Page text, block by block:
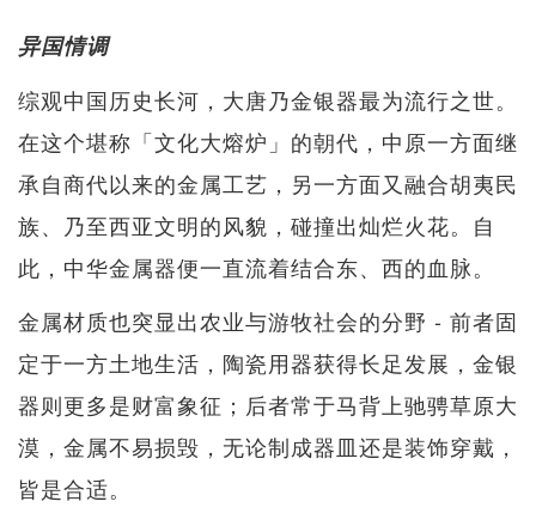
异国情调
综观中国历史长河，大唐乃金银器最为流行之世。
在这个堪称「文化大熔炉」的朝代，中原一方面继
承自商代以来的金属工艺，另一方面又融合胡夷民
族、乃至西亚文明的风貌，碰撞出灿烂火花。自
此，中华金属器便一直流着结合东、西的血脉。
金属材质也突显出农业与游牧社会的分野 - 前者固
定于一方土地生活，陶瓷用器获得长足发展，金银
器则更多是财富象征；后者常于马背上驰骋草原大
漠，金属不易损毁，无论制成器皿还是装饰穿戴，
皆是合适。